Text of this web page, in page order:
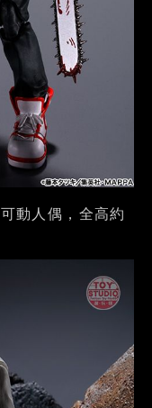
動人偶，全高約